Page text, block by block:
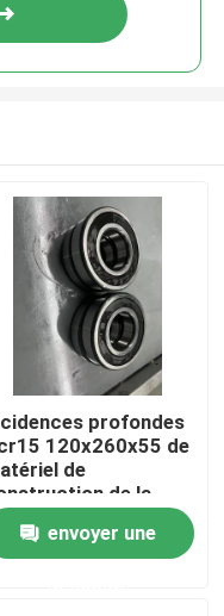
profondes
120x260x55 de
de
de la
6324-2RZ
envoyer une